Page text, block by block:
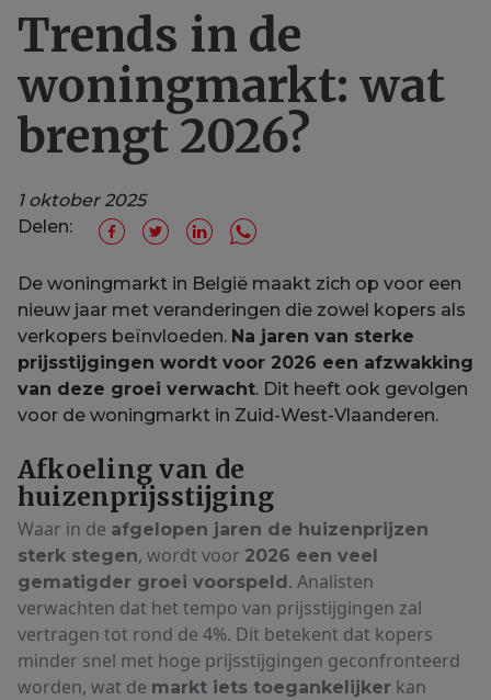
Trends in de
woningmarkt: wat
brengt 2026?
1 oktober 2025
Delen:
De woningmarkt in België maakt zich op voor een
nieuw jaar met veranderingen die zowel kopers als
verkopers beïnvloeden. Na jaren van sterke
prijsstijgingen wordt voor 2026 een afzwakking
van deze groei verwacht. Dit heeft ook gevolgen
voor de woningmarkt in Zuid-West-Vlaanderen.
Afkoeling van de
huizenprijsstijging
Waar in de afgelopen jaren de huizenprijzen
sterk stegen, wordt voor 2026 een veel
gematigder groei voorspeld. Analisten
verwachten dat het tempo van prijsstijgingen zal
vertragen tot rond de 4%. Dit betekent dat kopers
minder snel met hoge prijsstijgingen geconfronteerd
worden, wat de markt iets toegankelijker kan